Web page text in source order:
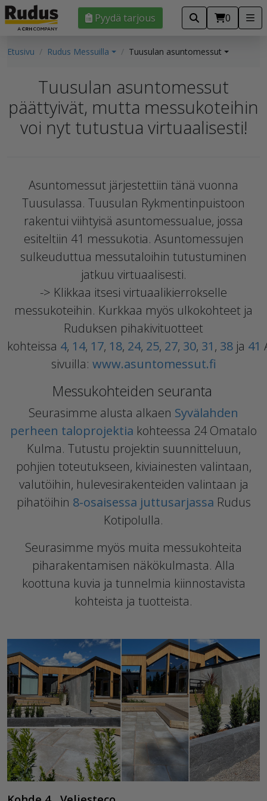
Pyydä tarjous 0
Etusivu Rudus Messuilla Tuusulan asuntomessut
Tuusulan asuntomessut
päättyivät, mutta messukoteihin
voi nyt tutustua virtuaalisesti!
Asuntomessut järjestettiin tänä vuonna
Tuusulassa. Tuusulan Rykmentinpuistoon
rakentui viihtyisä asuntomessualue, jossa
esiteltiin 41 messukotia. Asuntomessujen
sulkeuduttua messutaloihin tutustuminen
jatkuu virtuaalisesti.
-> Klikkaa itsesi virtuaalikierrokselle
messukoteihin. Kurkkaa myös ulkokohteet ja
Ruduksen pihakivituotteet
kohteissa 4, 14, 17, 18, 24, 25, 27, 30, 31, 38 ja 41
sivuilla: www.asuntomessut.fi
Messukohteiden seuranta
Seurasimme alusta alkaen Syvälahden
perheen taloprojektia kohteessa 24 Omatalo
Kulma. Tutustu projektin suunnitteluun,
pohjien toteutukseen, kiviainesten valintaan,
valutöihin, hulevesirakenteiden valintaan ja
pihatöihin 8-osaisessa juttusarjassa Rudus
Kotipolulla.
Seurasimme myös muita messukohteita
piharakentamisen näkökulmasta. Alla
koottuna kuvia ja tunnelmia kiinnostavista
kohteista ja tuotteista.